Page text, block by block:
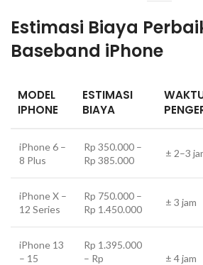
Estimasi Biaya
Baseband iPhone
MODEL
IPHONE
ESTIMASI
BIAYA
iPhone 6 –
8 Plus
Rp 350.000 –
Rp 385.000
± 2–3
iPhone X –
12 Series
Rp 750.000 –
Rp 1.450.000
± 3 jam
iPhone 13
– 15
Rp 1.395.000
– Rp
± 4 jam